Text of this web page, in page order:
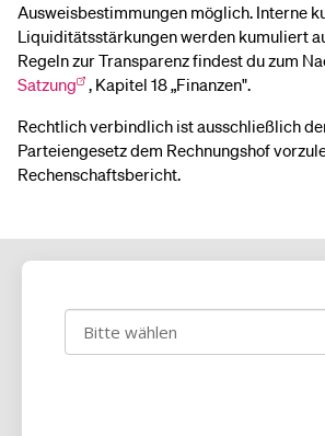
Ausweisbestimmungen möglich. Interne
Liquiditätsstärkungen werden kumuliert
Regeln zur Transparenz findest du zum
Satzung , Kapitel 18 „Finanzen".
Rechtlich verbindlich ist ausschließlich
Parteiengesetz dem Rechnungshof
Rechenschaftsbericht.